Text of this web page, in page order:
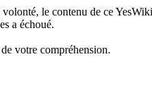
le contenu de ce
a échoué.
votre compréhension.